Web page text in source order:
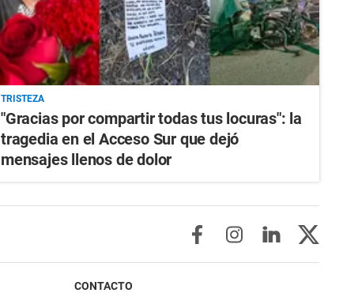
TRISTEZA
"Gracias por compartir todas tus locuras": la
tragedia en el Acceso Sur que dejó
mensajes llenos de dolor
CONTACTO